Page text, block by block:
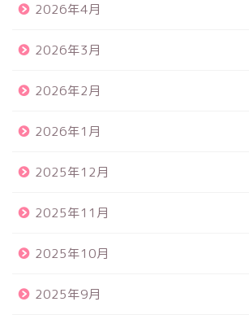
2026年4月
2026年3月
2026年2月
2026年1月
2025年12月
2025年11月
2025年10月
2025年9月